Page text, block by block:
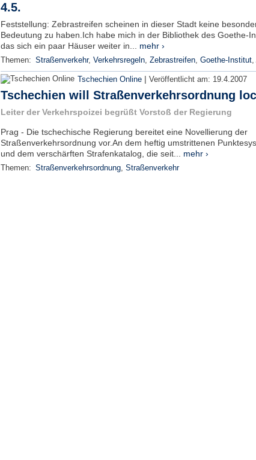
4.5.
Feststellung: Zebrastreifen scheinen in dieser Stadt keine
Bedeutung zu haben.Ich habe mich in der Bibliothek des Goethe-
das sich ein paar Häuser weiter in... mehr ›
Themen: Straßenverkehr, Verkehrsregeln, Zebrastreifen, Goethe-Institut,
Tschechien Online | Veröffentlicht am: 19.4.2007
Tschechien will Straßenverkehrsordnung
Leiter der Verkehrspoizei begrüßt Vorstoß der Regierung
Prag - Die tschechische Regierung bereitet eine Novellierung der
Straßenverkehrsordnung vor.An dem heftig umstrittenen
und dem verschärften Strafenkatalog, die seit... mehr ›
Themen: Straßenverkehrsordnung, Straßenverkehr